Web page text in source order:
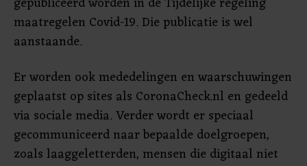
maatregelen Covid-19. Die publicatie is wel
aanstaande.
Er worden ook mededelingen en waarschuwingen
geplaatst op sites als CoronaCheck.nl en gedeeld
via sociale media. Verder wordt er speciaal
gecommuniceerd naar bepaalde doelgroepen,
zoals laaggeletterden, mensen die digitaal niet